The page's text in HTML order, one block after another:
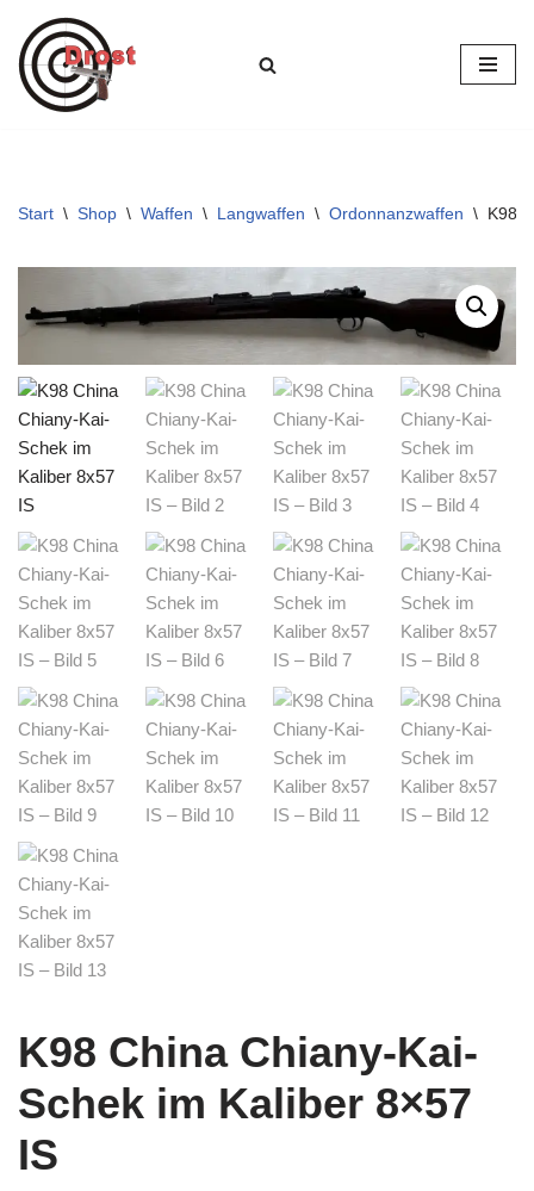
Zum
Inhalt
Start \ Shop \ Waffen \ Langwaffen \ Ordonnanzwaffen \ K98
K98 China Chiany-Kai-
Schek im Kaliber 8×57
IS